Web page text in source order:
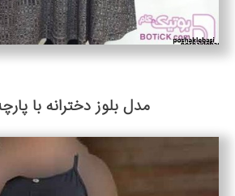
مدل بلوز دخترانه با